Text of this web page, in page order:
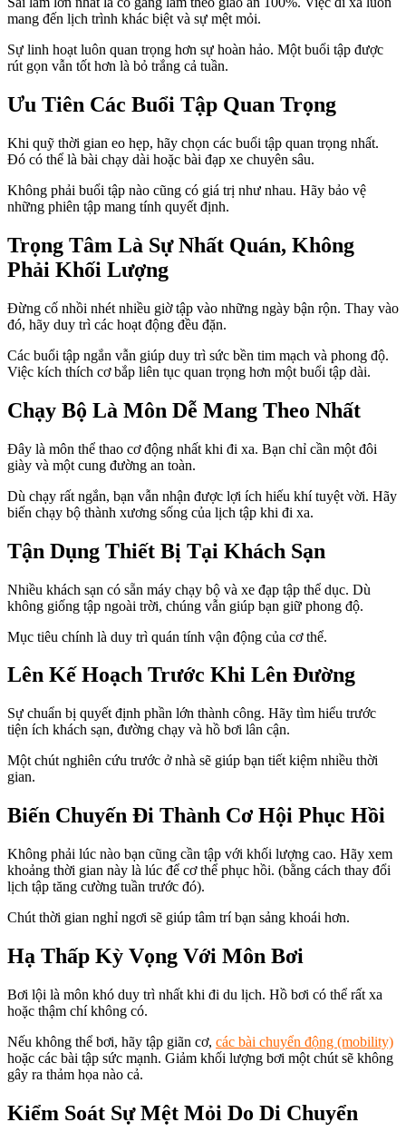
mang đến lịch trình khác biệt và sự mệt mỏi.
Sự linh hoạt luôn quan trọng hơn sự hoàn hảo. Một buổi tập được
rút gọn vẫn tốt hơn là bỏ trắng cả tuần.
Ưu Tiên Các Buổi Tập Quan Trọng
Khi quỹ thời gian eo hẹp, hãy chọn các buổi tập quan trọng nhất.
Đó có thể là bài chạy dài hoặc bài đạp xe chuyên sâu.
Không phải buổi tập nào cũng có giá trị như nhau. Hãy bảo vệ
những phiên tập mang tính quyết định.
Trọng Tâm Là Sự Nhất Quán, Không
Phải Khối Lượng
Đừng cố nhồi nhét nhiều giờ tập vào những ngày bận rộn. Thay vào
đó, hãy duy trì các hoạt động đều đặn.
Các buổi tập ngắn vẫn giúp duy trì sức bền tim mạch và phong độ.
Việc kích thích cơ bắp liên tục quan trọng hơn một buổi tập dài.
Chạy Bộ Là Môn Dễ Mang Theo Nhất
Đây là môn thể thao cơ động nhất khi đi xa. Bạn chỉ cần một đôi
giày và một cung đường an toàn.
Dù chạy rất ngắn, bạn vẫn nhận được lợi ích hiếu khí tuyệt vời. Hãy
biến chạy bộ thành xương sống của lịch tập khi đi xa.
Tận Dụng Thiết Bị Tại Khách Sạn
Nhiều khách sạn có sẵn máy chạy bộ và xe đạp tập thể dục. Dù
không giống tập ngoài trời, chúng vẫn giúp bạn giữ phong độ.
Mục tiêu chính là duy trì quán tính vận động của cơ thể.
Lên Kế Hoạch Trước Khi Lên Đường
Sự chuẩn bị quyết định phần lớn thành công. Hãy tìm hiểu trước
tiện ích khách sạn, đường chạy và hồ bơi lân cận.
Một chút nghiên cứu trước ở nhà sẽ giúp bạn tiết kiệm nhiều thời
gian.
Biến Chuyến Đi Thành Cơ Hội Phục Hồi
Không phải lúc nào bạn cũng cần tập với khối lượng cao. Hãy xem
khoảng thời gian này là lúc để cơ thể phục hồi. (bằng cách thay đổi
lịch tập tăng cường tuần trước đó).
Chút thời gian nghỉ ngơi sẽ giúp tâm trí bạn sảng khoái hơn.
Hạ Thấp Kỳ Vọng Với Môn Bơi
Bơi lội là môn khó duy trì nhất khi đi du lịch. Hồ bơi có thể rất xa
hoặc thậm chí không có.
Nếu không thể bơi, hãy tập giãn cơ, các bài chuyển động (mobility)
hoặc các bài tập sức mạnh. Giảm khối lượng bơi một chút sẽ không
gây ra thảm họa nào cả.
Kiểm Soát Sự Mệt Mỏi Do Di Chuyển